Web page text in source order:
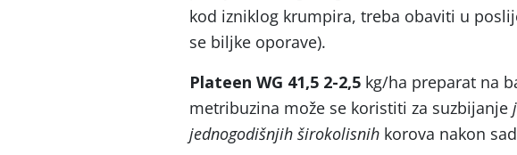
kod izniklog krumpira, treba obaviti u
se biljke oporave).
Plateen WG 41,5 2-2,5 kg/ha preparat na
metribuzina može se koristiti za suzbijanje
jednogodišnjih širokolisnih korova nakon